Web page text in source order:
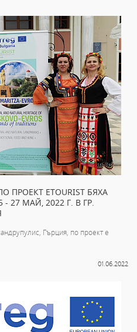
ETOURIST БЯХА
27 МАЙ, 2022 Г. В ГР.
Гърция, по проект e
01.06.2022